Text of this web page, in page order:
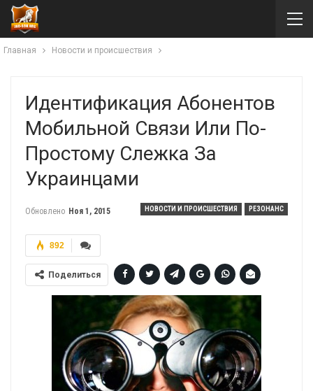
Главная Новости и происшествия
Идентификация Абонентов
Мобильной Связи Или По-
Простому Слежка За
Украинцами
НОВОСТИ И ПРОИСШЕСТВИЯ РЕЗОНАНС
Обновлено Ноя 1, 2015
892
Поделиться